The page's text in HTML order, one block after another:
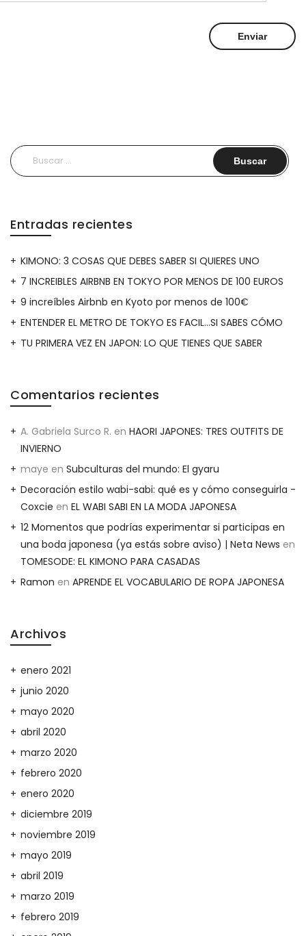
Buscar:
Entradas recientes
KIMONO: 3 COSAS QUE DEBES SABER SI QUIERES UNO
7 INCREIBLES AIRBNB EN TOKYO POR MENOS DE 100 EUROS
9 increíbles Airbnb en Kyoto por menos de 100€
ENTENDER EL METRO DE TOKYO ES FACIL…SI SABES CÓMO
TU PRIMERA VEZ EN JAPON: LO QUE TIENES QUE SABER
Comentarios recientes
A. Gabriela Surco R. en HAORI JAPONES: TRES OUTFITS DE
INVIERNO
maye en Subculturas del mundo: El gyaru
Decoración estilo wabi-sabi: qué es y cómo conseguirla -
Coxcie en EL WABI SABI EN LA MODA JAPONESA
12 Momentos que podrías experimentar si participas en
una boda japonesa (ya estás sobre aviso) | Neta News en
TOMESODE: EL KIMONO PARA CASADAS
Ramon en APRENDE EL VOCABULARIO DE ROPA JAPONESA
Archivos
enero 2021
junio 2020
mayo 2020
abril 2020
marzo 2020
febrero 2020
enero 2020
diciembre 2019
noviembre 2019
mayo 2019
abril 2019
marzo 2019
febrero 2019